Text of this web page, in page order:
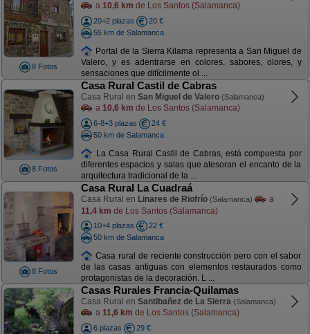
8 Fotos
a 10,6 km de Los Santos (Salamanca)
20+2 plazas
20 €
55 km de Salamanca
Portal de la Sierra Kilama representa a San Miguel de
Valero, y es adentrarse en colores, sabores, olores, y
sensaciones que difícilmente ol ...
8 Fotos
Casa Rural Castil de Cabras
Casa Rural en San Miguel de Valero (Salamanca)
a 10,6 km de Los Santos (Salamanca)
6-8+3 plazas
24 €
50 km de Salamanca
La Casa Rural Castil de Cabras, está compuesta por
diferentes espacios y salas que atesoran el encanto de la
arquitectura tradicional de la ...
8 Fotos
Casa Rural La Cuadraá
Casa Rural en Linares de Riofrío (Salamanca)
a
11,4 km de Los Santos (Salamanca)
10+4 plazas
22 €
50 km de Salamanca
Casa rural de reciente construcción pero con el sabor
de las casas antiguas con elementos restaurados como
protagonistas de la decoración. L ...
Casas Rurales Francia-Quilamas
Casa Rural en Santibañez de La Sierra (Salamanca)
a 11,6 km de Los Santos (Salamanca)
6 plazas
29 €